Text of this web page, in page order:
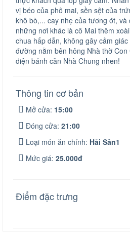
vị béo của phô mai, sền sệt của
khô bò,... cay nhẹ của tương ớt, và
những nơi khác là cô Mai thêm
chua hấp dẫn, không gây cảm
đường nằm bên hông Nhà thờ
diện bánh căn Nhà Chung nhen!
Thông tin cơ bản
Mở cửa: 15:00
Đóng cửa: 21:00
Loại món ăn chính: Hải Sản1
Mức giá: 25.000đ
Điểm đặc trưng